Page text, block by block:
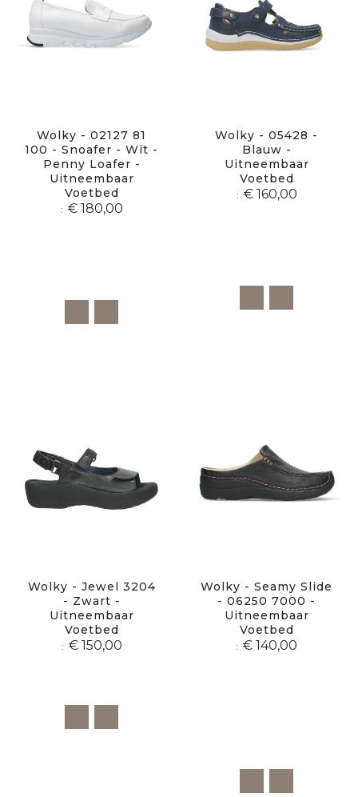
Wolky - 02127 81
100 - Snoafer - Wit -
Penny Loafer -
Uitneembaar
Voetbed
€ 180,00
Wolky - 05428 -
Blauw -
Uitneembaar
Voetbed
€ 160,00
Wolky - Jewel 3204
- Zwart -
Uitneembaar
Voetbed
€ 150,00
Wolky - Seamy Slide
- 06250 7000 -
Uitneembaar
Voetbed
€ 140,00